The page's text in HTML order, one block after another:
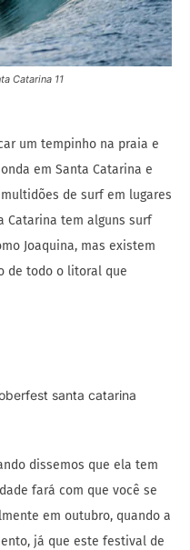
Catarina 11
um tempinho na praia e
em Santa Catarina e
de surf em lugares
Catarina tem alguns surf
Joaquina, mas existem
de todo o litoral que
dissemos que ela tem
fará com que você se
em outubro, quando a
já que este festival de